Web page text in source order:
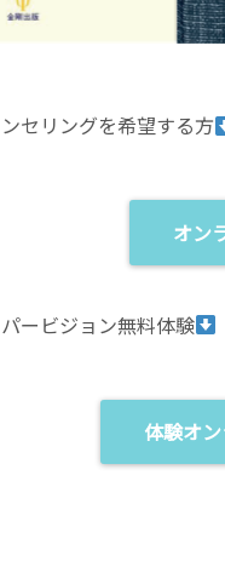
セリングを希望する方
オン
ービジョン無料体験
体験オ